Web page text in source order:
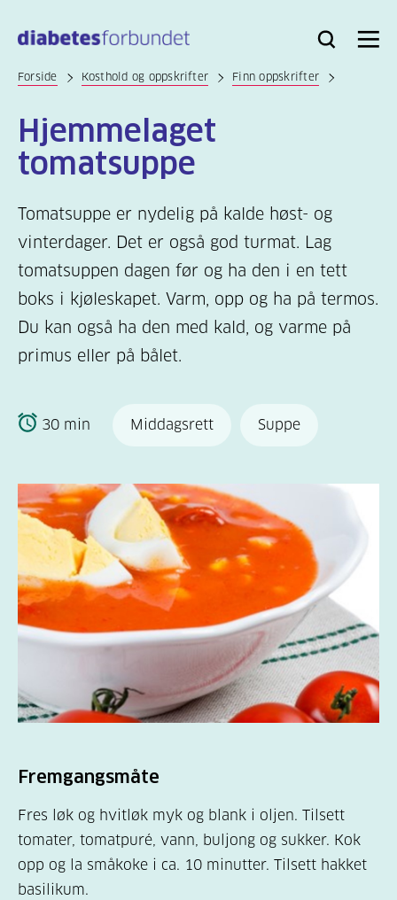
hovedinnhold
Bli
Logg
Søk Meny
Forside Kosthold og oppskrifter Finn oppskrifter
Hjemmelaget
tomatsuppe
Tomatsuppe er nydelig på kalde høst- og
vinterdager. Det er også god turmat. Lag
tomatsuppen dagen før og ha den i en tett
boks i kjøleskapet. Varm, opp og ha på termos.
Du kan også ha den med kald, og varme på
primus eller på bålet.
30 min Middagsrett Suppe
Fremgangsmåte
Fres løk og hvitløk myk og blank i oljen. Tilsett
tomater, tomatpuré, vann, buljong og sukker. Kok
opp og la småkoke i ca. 10 minutter. Tilsett hakket
basilikum.